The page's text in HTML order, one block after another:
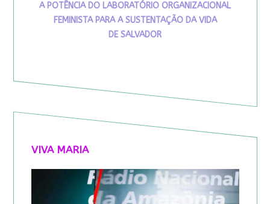
A POTÊNCIA DO LABORATÓRIO ORGANIZACIONAL
FEMINISTA PARA A SUSTENTAÇÃO DA VIDA
DE SALVADOR
VIVA MARIA